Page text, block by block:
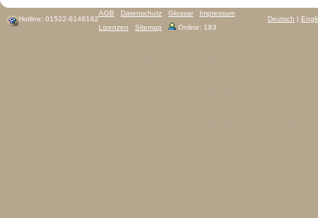
Hotline: 01522-6146182 Deutsch |
AGB Datenschutz Glossar
Impressum
Lizenzen
Sitemap Online: 183